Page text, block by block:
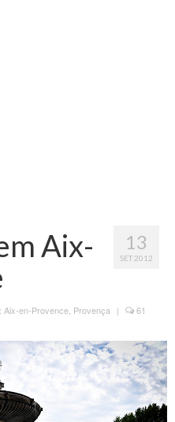
13
SET 2012
Aix-
Aix-en-Provence Provença | 61